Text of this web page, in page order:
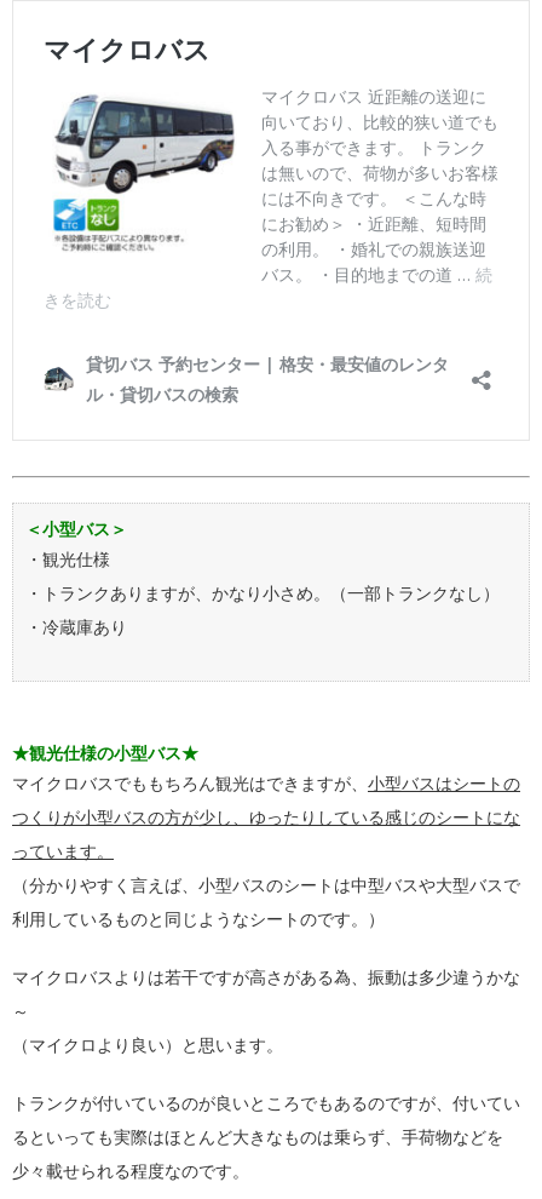
＜小型バス＞
・観光仕様
・トランクありますが、かなり小さめ。（一部トランクなし）
・冷蔵庫あり
★観光仕様の小型バス★
マイクロバスでももちろん観光はできますが、 小型バスはシートの
つくりが小型バスの方が少し、ゆったりしている感じのシートにな
っています。
（分かりやすく言えば、小型バスのシートは中型バスや大型バスで
利用しているものと同じようなシートのです。）
マイクロバスよりは若干ですが高さがある為、振動は多少違うかな
～
（マイクロより良い）と思います。
トランクが付いているのが良いところでもあるのですが、付いてい
るといっても実際はほとんど大きなものは乗らず、手荷物などを
少々載せられる程度なのです。